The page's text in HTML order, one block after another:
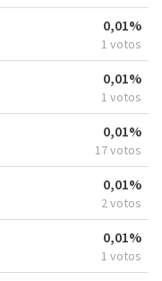
0,01%
1 votos
0,01%
1 votos
0,01%
17 votos
0,01%
2 votos
0,01%
1 votos